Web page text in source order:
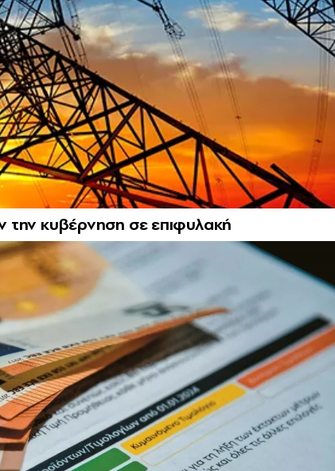
την κυβέρνηση σε επιφυλακή